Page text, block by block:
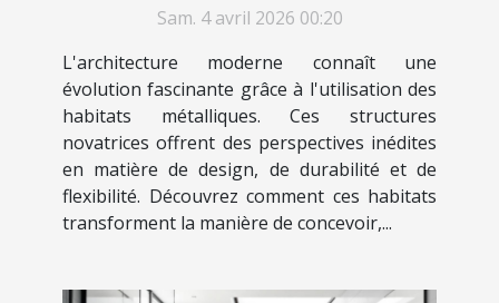
moderne ?Sam. 4 avril 2026 00:20
L'architecture moderne connaît une
évolution fascinante grâce à l'utilisation des
habitats métalliques. Ces structures
novatrices offrent des perspectives inédites
en matière de design, de durabilité et de
flexibilité. Découvrez comment ces habitats
transforment la manière de concevoir,...